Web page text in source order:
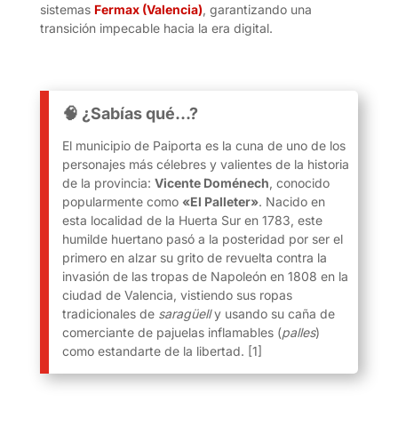
sistemas Fermax (Valencia), garantizando una
transición impecable hacia la era digital.
🧠 ¿Sabías qué…?
El municipio de Paiporta es la cuna de uno de los
personajes más célebres y valientes de la historia
de la provincia: Vicente Doménech, conocido
popularmente como «El Palleter». Nacido en
esta localidad de la Huerta Sur en 1783, este
humilde huertano pasó a la posteridad por ser el
primero en alzar su grito de revuelta contra la
invasión de las tropas de Napoleón en 1808 en la
ciudad de Valencia, vistiendo sus ropas
tradicionales de saragüelly usando su caña de
comerciante de pajuelas inflamables (palles)
como estandarte de la libertad. [1]